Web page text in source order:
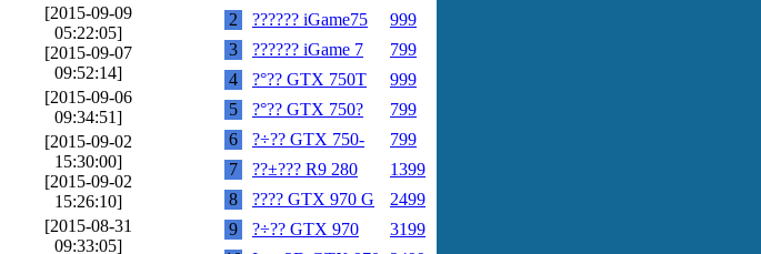
[2015-09-09
05:22:05]
[2015-09-07
09:52:14]
[2015-09-06
09:34:51]
[2015-09-02
15:30:00]
[2015-09-02
15:26:10]
[2015-08-31
09:33:05]
2
?????? iGame75
999
3
?????? iGame 7
799
4
?°?? GTX 750T
999
5
?°?? GTX 750?
799
6
?÷?? GTX 750-
799
7
??±??? R9 280
1399
8
???? GTX 970 G
2499
9
?÷?? GTX 970
3199